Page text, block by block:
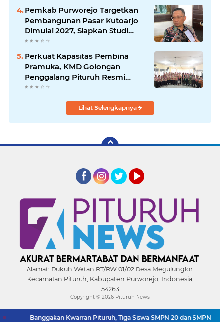
Pemkab Purworejo Targetkan
Pembangunan Pasar Kutoarjo
Dimulai 2027, Siapkan Studi
Kelayakan hingga DED
Perkuat Kapasitas Pembina
Pramuka, KMD Golongan
Penggalang Pituruh Resmi
Dimulai
Lihat Selengkapnya
Alamat: Dukuh Wetan RT/RW 01/02 Desa Megulunglor,
Kecamatan Pituruh, Kabupaten Purworejo, Indonesia,
54263
Banggakan Kwarran Pituruh, Tiga Siswa SMPN 20 dan SMPN 40
Copyright © 2026 Pituruh News